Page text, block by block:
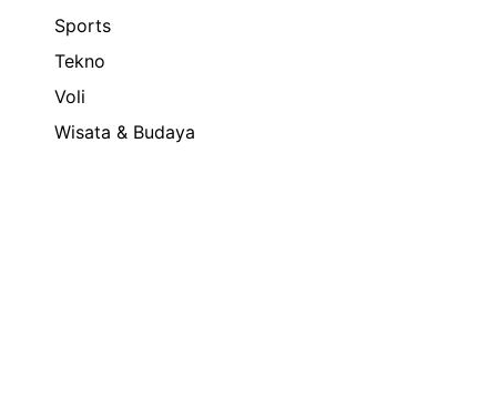
Sports
Tekno
Voli
Wisata & Budaya